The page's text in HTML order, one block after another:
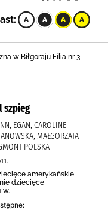
w Biłgoraju Filia nr 3
szpieg
EGAN, CAROLINE
MAŁGORZATA
POLSKA
amerykańskie
dziecięce
w.